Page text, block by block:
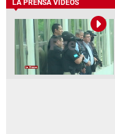
LA PRENSA VIDEOS